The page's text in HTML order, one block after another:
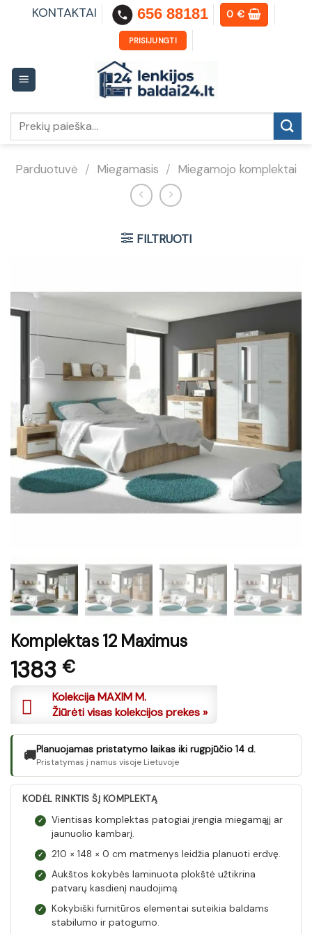
KONTAKTAI 656 88181 0€
PRISIJUNGTI
Parduotuvė / Miegamasis / Miegamojo komplektai
FILTRUOTI
Komplektas 12 Maximus
1383 €
Kolekcija MAXIM M.
Žiūrėti visas kolekcijos prekes »
🚚Planuojamas pristatymo laikas iki rugpjūčio 14 d.
Pristatymas į namus visoje Lietuvoje
KODĖL RINKTIS ŠĮ KOMPLEKTĄ
✓
Vientisas komplektas patogiai įrengia miegamąjį ar
jaunuolio kambarį.
✓ 210 × 148 × 0 cm matmenys leidžia planuoti erdvę.
✓
Aukštos kokybės laminuota plokštė užtikrina
patvarų kasdienį naudojimą.
✓
Kokybiški furnitūros elementai suteikia baldams
stabilumo ir patogumo.